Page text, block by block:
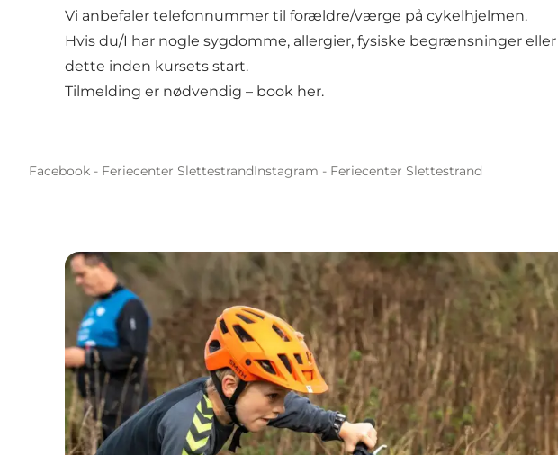
Vi anbefaler telefonnummer til forældre/værge på cykelhjelmen.
Hvis du/I har nogle sygdomme, allergier, fysiske begrænsninger
dette inden kursets start.
Tilmelding er nødvendig – book her.
Facebook - Feriecenter SlettestrandInstagram - Feriecenter Slettestrand